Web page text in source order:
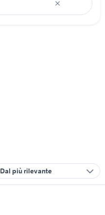
Dal più rilevante